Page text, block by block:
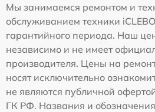
Мы занимаемся ремонтом и
обслуживанием техники
гарантийного периода. Наш
независимо и не имеет
производителя. Цены на
носят исключительно
не являются публичной
ГК РФ. Названия и